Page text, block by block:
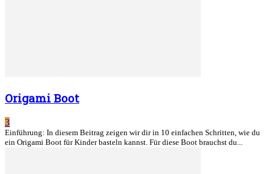
Origami Boot
3
Einführung: In diesem Beitrag zeigen wir dir in 10 einfachen Schritten, wie du
ein Origami Boot für Kinder basteln kannst. Für diese Boot brauchst du...